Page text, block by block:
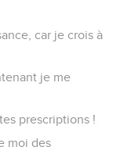
car je crois à
je me
prescriptions !
moi des